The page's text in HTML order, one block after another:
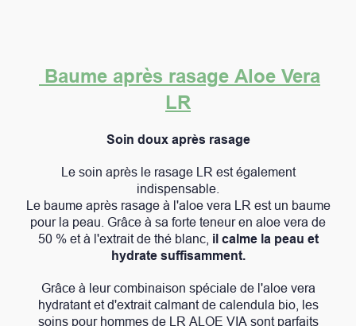
Baume après rasage Aloe Vera
LR
Soin doux après rasage
Le soin après le rasage LR est également
indispensable.
Le baume après rasage à l'aloe vera LR est un baume
pour la peau. Grâce à sa forte teneur en aloe vera de
50 % et à l'extrait de thé blanc, il calme la peau et
hydrate suffisamment.
Grâce à leur combinaison spéciale de l'aloe vera
hydratant et d'extrait calmant de calendula bio, les
soins pour hommes de LR ALOE VIA sont parfaits